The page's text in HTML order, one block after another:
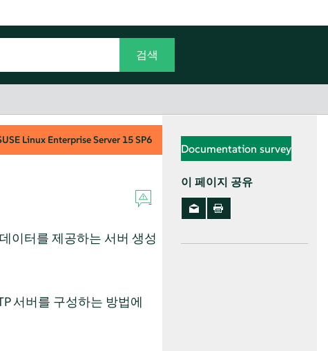
Linux Enterprise Server 15 SP6
이터를 제공하는 서버 생성
서버를 구성하는 방법에
Documentation survey
이 페이지 공유